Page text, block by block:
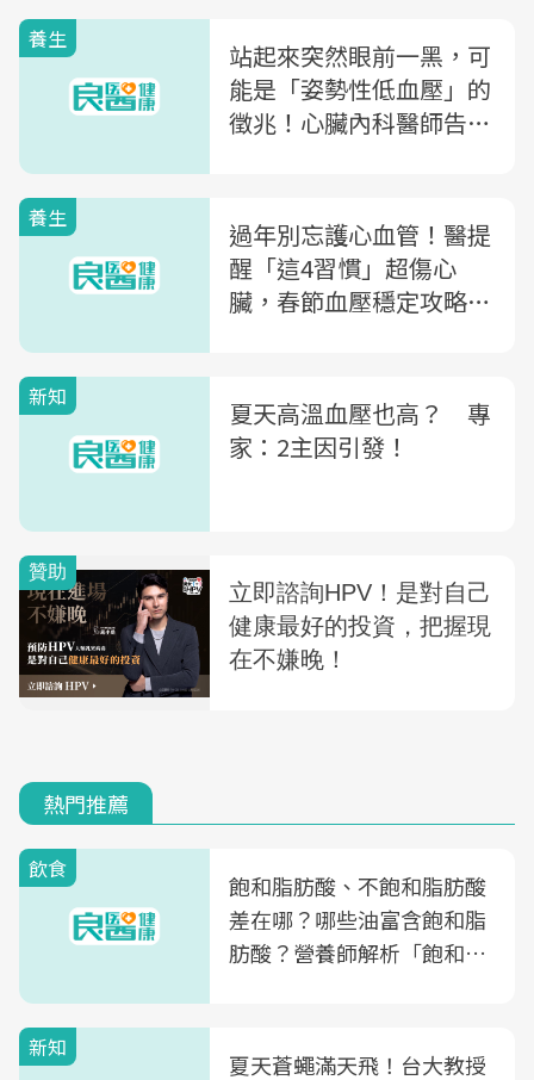
養生
站起來突然眼前一黑，可
能是「姿勢性低血壓」的
徵兆！心臟內科醫師告訴
養生
過年別忘護心血管！醫提
醒「這4習慣」超傷心
臟，春節血壓穩定攻略一
新知
夏天高溫血壓也高？ 專
家：2主因引發！
熱門推薦
飲食
飽和脂肪酸、不飽和脂肪酸
差在哪？哪些油富含飽和脂
肪酸？營養師解析「飽和脂
新知
夏天蒼蠅滿天飛！台大教授